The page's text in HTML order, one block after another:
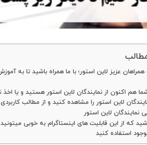
عزیز لاین استور؛ با ما همراه باشید تا به
هم اکنون از نمایندگان لاین استور هستید و یا
لاین استور را مشاهده کنید و از مطالب کاربردی
نمایندگان لاین استور
که از این قابلیت های اینستاگرام به خوبی
استفاده کنید